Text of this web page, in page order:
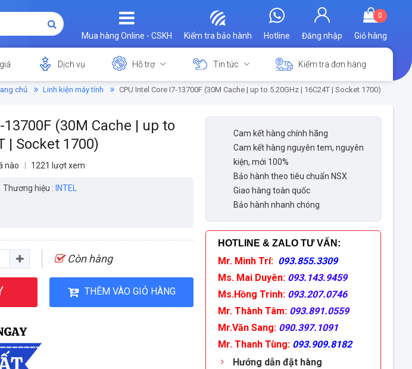
0
Giỏ hàng
Đăng nhập
Hotline
Kiểm tra bảo hành
Mua hàng Online - CSKH
Dịch vụ Hỗ trợ Tin tức Kiểm tra đơn hàng
chủ Linh kiện máy tính CPU Intel Core I7-13700F (30M Cache | up to 5.20GHz | 16C24T | Socket 1700)
13700F (30M Cache | up to
| Socket 1700)
nào 1221 lượt xem
Thương hiệu : INTEL
Còn hàng
THÊM VÀO GIỎ HÀNG
Cam kết hàng chính hãng
Cam kết hàng nguyên tem, nguyên
kiện, mới 100%
Bảo hành theo tiêu chuẩn NSX
Giao hàng toàn quốc
Bảo hành nhanh chóng
HOTLINE & ZALO TƯ VẤN :
Mr. Minh Trí: 093.855.3309
Ms. Mai Duyên: 093.143.9459
Ms.Hồng Trinh: 093.207.0746
Mr. Thành Tâm: 093.891.0559
Mr.Văn Sang: 090.397.1091
Mr. Thanh Tùng: 093.909.8182
Hướng dẫn đặt hàng